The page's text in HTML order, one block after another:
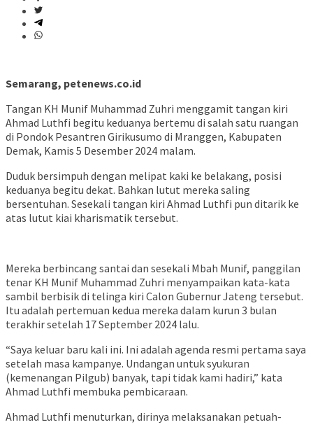
Semarang, petenews.co.id
Tangan KH Munif Muhammad Zuhri menggamit tangan kiri
Ahmad Luthfi begitu keduanya bertemu di salah satu ruangan
di Pondok Pesantren Girikusumo di Mranggen, Kabupaten
Demak, Kamis 5 Desember 2024 malam.
Duduk bersimpuh dengan melipat kaki ke belakang, posisi
keduanya begitu dekat. Bahkan lutut mereka saling
bersentuhan. Sesekali tangan kiri Ahmad Luthfi pun ditarik ke
atas lutut kiai kharismatik tersebut.
Mereka berbincang santai dan sesekali Mbah Munif, panggilan
tenar KH Munif Muhammad Zuhri menyampaikan kata-kata
sambil berbisik di telinga kiri Calon Gubernur Jateng tersebut.
Itu adalah pertemuan kedua mereka dalam kurun 3 bulan
terakhir setelah 17 September 2024 lalu.
“Saya keluar baru kali ini. Ini adalah agenda resmi pertama saya
setelah masa kampanye. Undangan untuk syukuran
(kemenangan Pilgub) banyak, tapi tidak kami hadiri,” kata
Ahmad Luthfi membuka pembicaraan.
Ahmad Luthfi menuturkan, dirinya melaksanakan petuah-